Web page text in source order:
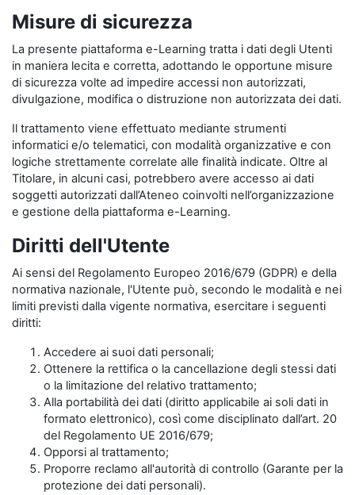
Misure di sicurezza
La presente piattaforma e-Learning tratta i dati degli Utenti
in maniera lecita e corretta, adottando le opportune misure
di sicurezza volte ad impedire accessi non autorizzati,
divulgazione, modifica o distruzione non autorizzata dei dati.
Il trattamento viene effettuato mediante strumenti
informatici e/o telematici, con modalità organizzative e con
logiche strettamente correlate alle finalità indicate. Oltre al
Titolare, in alcuni casi, potrebbero avere accesso ai dati
soggetti autorizzati dall’Ateneo coinvolti nell’organizzazione
e gestione della piattaforma e-Learning.
Diritti dell'Utente
Ai sensi del Regolamento Europeo 2016/679 (GDPR) e della
normativa nazionale, l'Utente può, secondo le modalità e nei
limiti previsti dalla vigente normativa, esercitare i seguenti
diritti:
Accedere ai suoi dati personali;
Ottenere la rettifica o la cancellazione degli stessi dati
o la limitazione del relativo trattamento;
Alla portabilità dei dati (diritto applicabile ai soli dati in
formato elettronico), così come disciplinato dall’art. 20
del Regolamento UE 2016/679;
Opporsi al trattamento;
Proporre reclamo all'autorità di controllo (Garante per la
protezione dei dati personali).